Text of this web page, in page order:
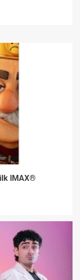
IMAX®